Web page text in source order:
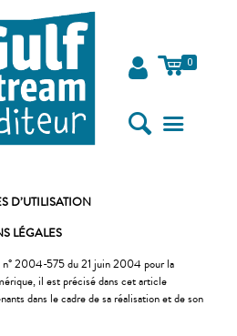
0
D’UTILISATION
LÉGALES
n° 2004-575 du 21 juin 2004 pour la
il est précisé dans cet article
dans le cadre de sa réalisation et de son